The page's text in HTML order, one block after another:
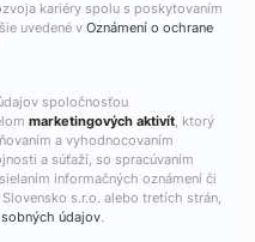
kariéry spolu s poskytovaním
uvedené v Oznámení o ochrane
spoločnosťou
marketingových aktivít, ktorý
a vyhodnocovaním
a súťaží, so spracúvaním
informačných oznámení či
s.r.o. alebo tretích strán,
údajov.